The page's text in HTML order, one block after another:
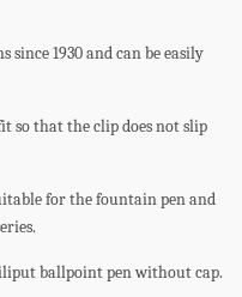
since 1930 and can be easily
so that the clip does not slip
for the fountain pen and
ballpoint pen without cap.